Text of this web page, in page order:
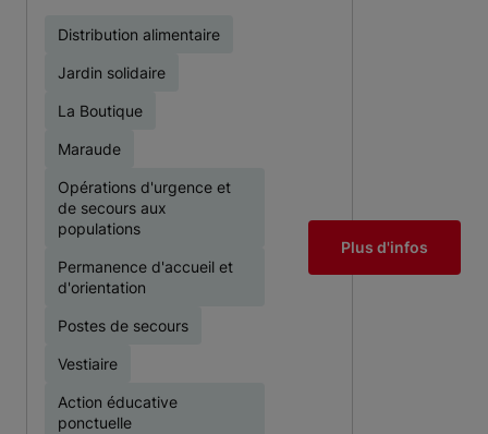
Distribution alimentaire
Jardin solidaire
La Boutique
Maraude
Opérations d'urgence et
de secours aux
populations
Permanence d'accueil et
d'orientation
Postes de secours
Vestiaire
Action éducative
ponctuelle
Plus d'infos